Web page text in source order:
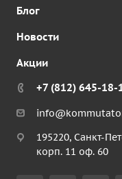
Блог
Новости
Акции
+7 (812) 645-18-
195220, Санкт-
корп. 11 оф. 60